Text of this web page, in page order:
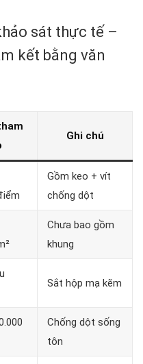
sát thực tế –
kết bằng văn
Ghi chú
Gồm keo + vít
chống dột
Chưa bao gồm
khung
Sắt hộp mạ kẽm
Chống dột sống
tôn